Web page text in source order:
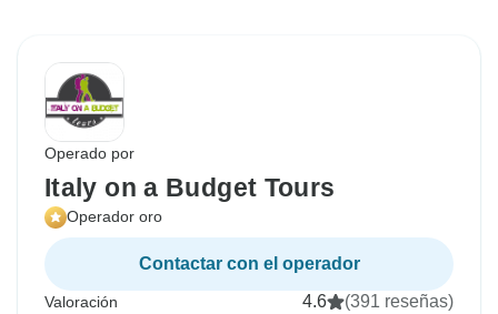
Operado por
Italy on a Budget Tours
Operador oro
Contactar con el operador
Valoración 4.6 (391 reseñas)